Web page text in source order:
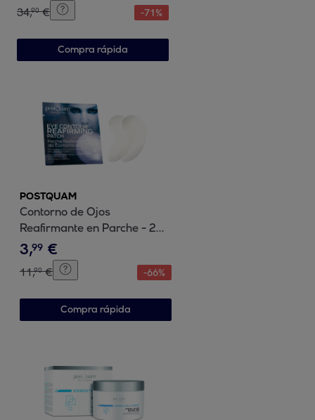
34,90 € -71%
Compra rápida
POSTQUAM
Contorno de Ojos
Reafirmante en Parche - 2
uds
3,99 €
11,90 € -66%
Compra rápida